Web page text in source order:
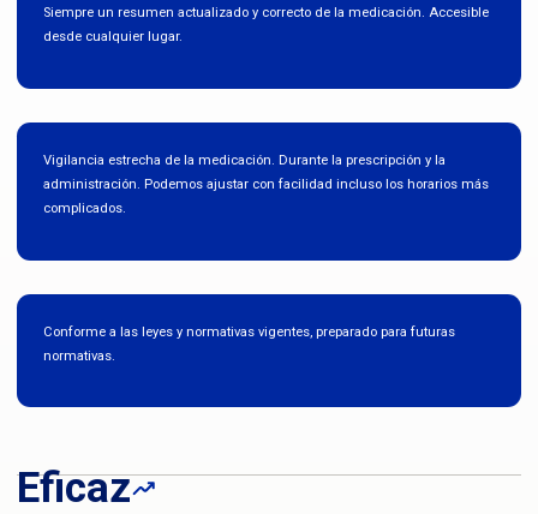
Siempre un resumen actualizado y correcto de la medicación. Accesible
desde cualquier lugar.
Vigilancia estrecha de la medicación. Durante la prescripción y la
administración. Podemos ajustar con facilidad incluso los horarios más
complicados.
Conforme a las leyes y normativas vigentes, preparado para futuras
normativas.
Eficaz